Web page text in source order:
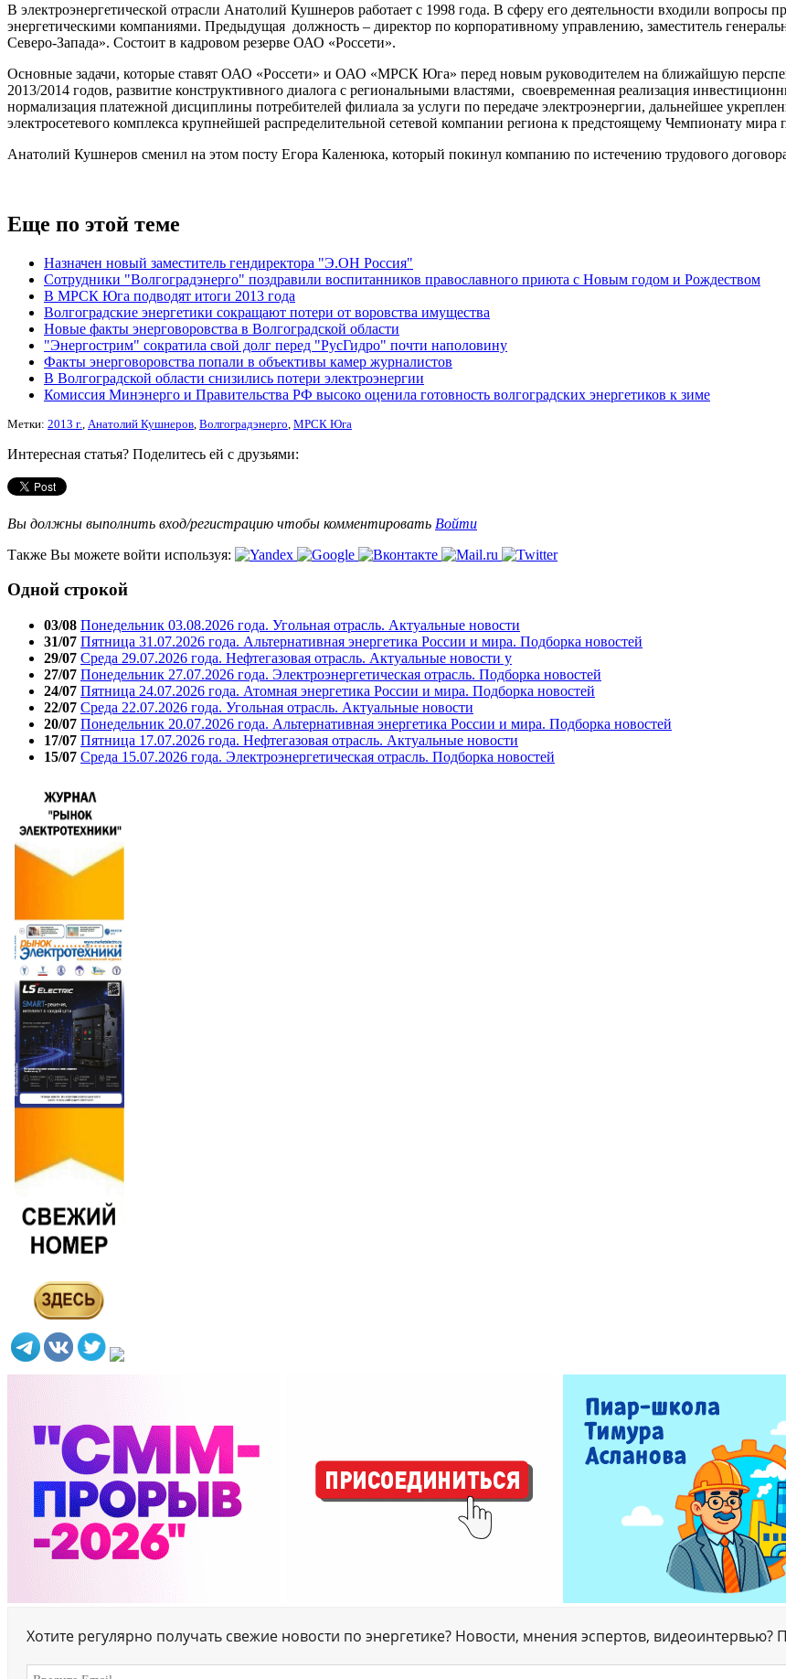
В электроэнергетической отрасли Анатолий Кушнеров работает с 1998 года. В сферу его деятельности входили вопросы
энергетическими компаниями. Предыдущая должность – директор по корпоративному управлению, заместитель
Северо-Запада». Состоит в кадровом резерве ОАО «Россети».
Основные задачи, которые ставят ОАО «Россети» и ОАО «МРСК Юга» перед новым руководителем на ближайшую
2013/2014 годов, развитие конструктивного диалога с региональными властями, своевременная реализация
нормализация платежной дисциплины потребителей филиала за услуги по передаче электроэнергии, дальнейшее
электросетевого комплекса крупнейшей распределительной сетевой компании региона к предстоящему Чемпионату мира
Анатолий Кушнеров сменил на этом посту Егора Каленюка, который покинул компанию по истечению трудового
Еще по этой теме
Назначен новый заместитель гендиректора "Э.ОН Россия"
Сотрудники "Волгоградэнерго" поздравили воспитанников православного приюта с Новым годом и Рождеством
В МРСК Юга подводят итоги 2013 года
Волгоградские энергетики сокращают потери от воровства имущества
Новые факты энерговоровства в Волгоградской области
"Энергострим" сократила свой долг перед "РусГидро" почти наполовину
Факты энерговоровства попали в объективы камер журналистов
В Волгоградской области снизились потери электроэнергии
Комиссия Минэнерго и Правительства РФ высоко оценила готовность волгоградских энергетиков к зиме
Метки: 2013 г. Анатолий Кушнеров Волгоградэнерго МРСК Юга
Интересная статья? Поделитесь ей с друзьями:
Вы должны выполнить вход/регистрацию чтобы комментировать Войти
Также Вы можете войти используя:
Одной строкой
03/08 Понедельник 03.08.2026 года. Угольная отрасль. Актуальные новости
31/07 Пятница 31.07.2026 года. Альтернативная энергетика России и мира. Подборка новостей
29/07 Среда 29.07.2026 года. Нефтегазовая отрасль. Актуальные новости у
27/07 Понедельник 27.07.2026 года. Электроэнергетическая отрасль. Подборка новостей
24/07 Пятница 24.07.2026 года. Атомная энергетика России и мира. Подборка новостей
22/07 Среда 22.07.2026 года. Угольная отрасль. Актуальные новости
20/07 Понедельник 20.07.2026 года. Альтернативная энергетика России и мира. Подборка новостей
17/07 Пятница 17.07.2026 года. Нефтегазовая отрасль. Актуальные новости
15/07 Среда 15.07.2026 года. Электроэнергетическая отрасль. Подборка новостей
Хотите регулярно получать свежие новости по энергетике? Новости, мнения эспертов,